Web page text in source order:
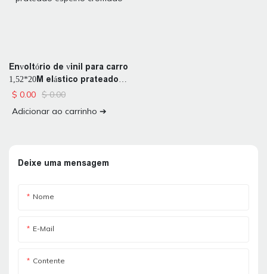
Envoltório de vinil para carro
1,52*20M elástico prateado
espelho cromado
$ 0.00 $0.00
Adicionar ao carrinho ➔
Deixe uma mensagem
Nome
E-Mail
Contente